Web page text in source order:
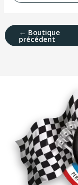
← Boutique
précédent